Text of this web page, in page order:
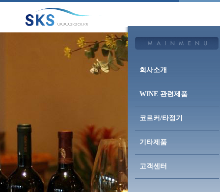
회사소개
WINE 관련제품
코르커/타정기
기타제품
고객센터